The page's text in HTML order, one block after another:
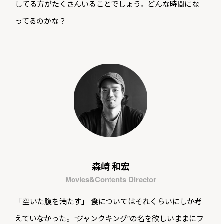
してる方がたくさんいることでしょう。どんな時間にな
ってるのかな？
森崎 和宏
Movies&Contents Director
「空いた腹を満たす」 食についてはそれくらいにしか考
えていなかった。“ジャンクキング”の名を欲しいままにフ